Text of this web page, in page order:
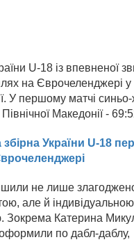
U-18 із впевненої
на Єврочеленджері у
У першому матчі синьо-
Македонії -
збірна України U-18
не лише
але й індивідуальною
Зокрема Катерина
по дабл-даблу,